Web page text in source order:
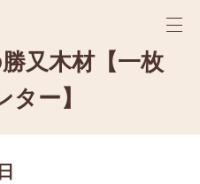
又木材【一枚
ー】